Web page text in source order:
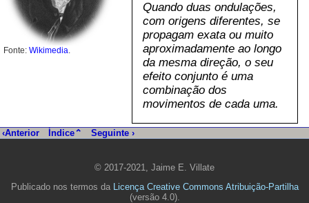
Fonte: Wikimedia
Quando duas ondulações,
com origens diferentes, se
propagam exata ou muito
aproximadamente ao longo
da mesma direção, o seu
efeito conjunto é uma
combinação dos
movimentos de cada uma.
‹Anterior Índice⌃ Seguinte ›
© 2017-2021, Jaime E. Villate
Publicado nos termos da
Licença Creative Commons Atribuição-Partilha
(versão 4.0).